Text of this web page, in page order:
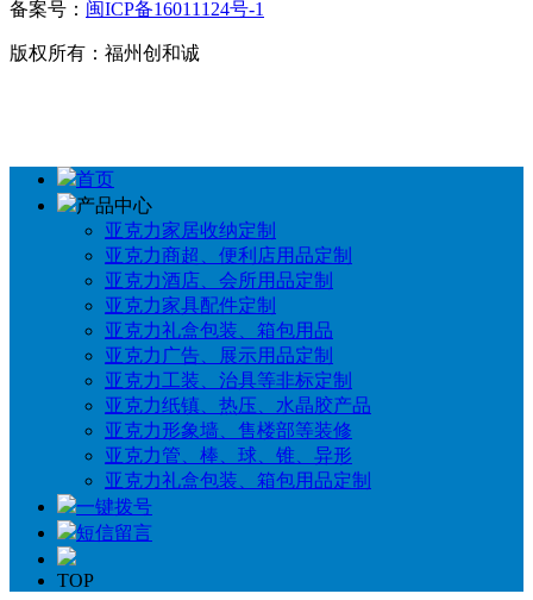
备案号： 闽ICP备16011124号-1
版权所有：福州创和诚
首页
产品中心
亚克力家居收纳定制
亚克力商超、便利店用品定制
亚克力酒店、会所用品定制
亚克力家具配件定制
亚克力礼盒包装、箱包用品
亚克力广告、展示用品定制
亚克力工装、治具等非标定制
亚克力纸镇、热压、水晶胶产品
亚克力形象墙、售楼部等装修
亚克力管、棒、球、锥、异形
亚克力礼盒包装、箱包用品定制
一键拨号
短信留言
TOP